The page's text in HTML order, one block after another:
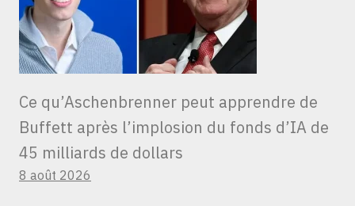
Ce qu’Aschenbrenner peut apprendre de
Buffett après l’implosion du fonds d’IA de
45 milliards de dollars
8 août 2026